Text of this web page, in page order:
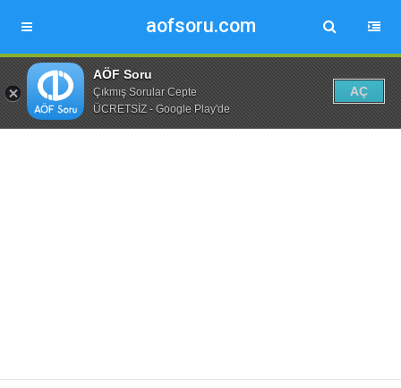
aofsoru.com
AÖF Soru
Çıkmış Sorular Cepte
ÜCRETSİZ - Google Play'de
AÇ